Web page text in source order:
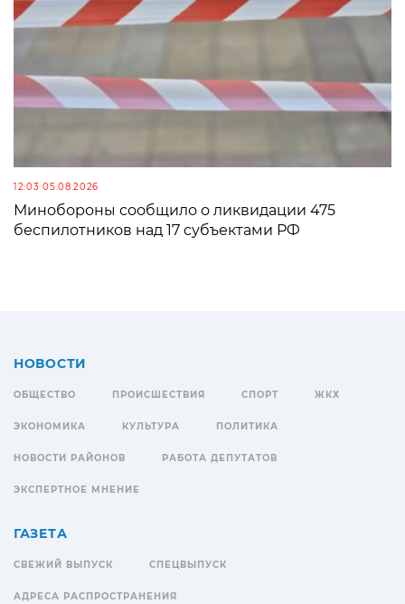
12:03 05.08.2026
Минобороны сообщило о ликвидации 475
беспилотников над 17 субъектами РФ
НОВОСТИ
ОБЩЕСТВО ПРОИСШЕСТВИЯ СПОРТ ЖКХ
ЭКОНОМИКА КУЛЬТУРА ПОЛИТИКА
НОВОСТИ РАЙОНОВ РАБОТА ДЕПУТАТОВ
ЭКСПЕРТНОЕ МНЕНИЕ
ГАЗЕТА
СВЕЖИЙ ВЫПУСК СПЕЦВЫПУСК
АДРЕСА РАСПРОСТРАНЕНИЯ